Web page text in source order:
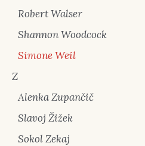
Robert Walser
Shannon Woodcock
Simone Weil
Z
Alenka Zupančič
Slavoj Žižek
Sokol Zekaj